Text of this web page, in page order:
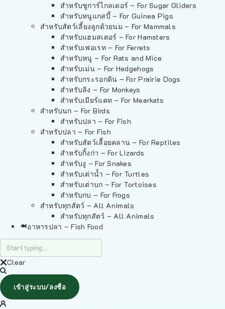
สำหรับชูการ์ไกลเดอร์ – For Sugar Gliders
สำหรับหนูแกสบี้ – For Guinea Pigs
สำหรับสัตว์เลี้ยงลูกด้วยนม – For Mammals
สำหรับแฮมสเตอร์ – For Hamsters
สำหรับเฟอเรท – For Ferrets
สำหรับหนู – For Rats and Mice
สำหรับเม่น – For Hedgehogs
สำหรับกระรอกดิน – For Prairie Dogs
สำหรับลิง – For Monkeys
สำหรับเมียร์แคท – For Meerkats
สำหรับนก – For Birds
สำหรับปลา – For Fish
สำหรับปลา – For Fish
สำหรับสัตว์เลื้อยคลาน – For Reptiles
สำหรับกิ้งก่า – For Lizards
สำหรับงู – For Snakes
สำหรับเต่าน้ำ – For Turtles
สำหรับเต่าบก – For Tortoises
สำหรับกบ – For Frogs
สำหรับทุกสัตว์ – All Animals
สำหรับทุกสัตว์ – All Animals
อาหารปลา – Fish Food
Clear
เข้าสู่ระบบ/ลงชื่อ